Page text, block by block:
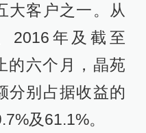
大客户之一。从
2016年及截至
的六个月，晶苑
分别占据收益的
及61.1%。